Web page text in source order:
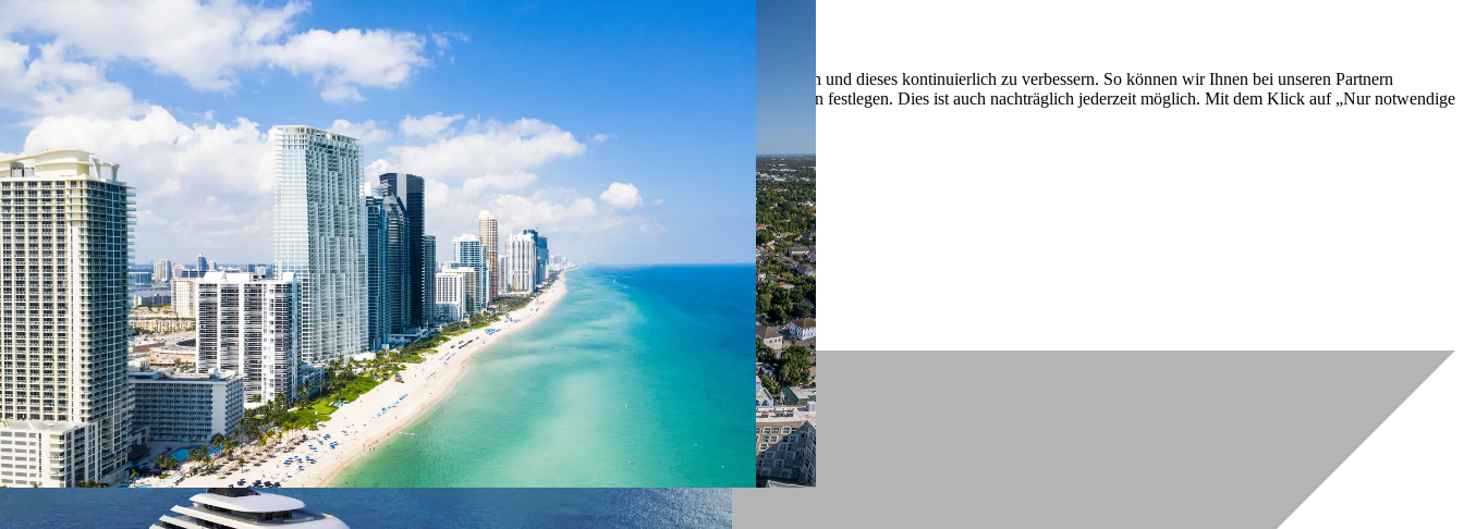
Unvergleichlich lecker
Mit dem Klick auf „geht klar” ermöglichen Sie uns Ihnen über Cookies ein verbessertes Nutzungserlebnis zu servieren und dieses kontinuierlich zu verbessern. So können wir Ihnen bei unseren Partnern
personalisierte Werbung und passende Angebote anzeigen. Über „anpassen” können Sie Ihre persönlichen Präferenzen festlegen. Dies ist auch nachträglich jederzeit möglich. Mit dem Klick auf „Nur notwendige
Cookies” werden lediglich technisch notwendige Cookies gespeichert.
Anpassen
Datenschutzerklärung
Cookierichtlinie
Impressum
« zurück
Ihre Cookie-Präferenzen verwalten
Wählen Sie, welche Cookies Sie auf check24.de akzeptieren.
Die Cookierichtlinie finden Siehier.
Notwendig